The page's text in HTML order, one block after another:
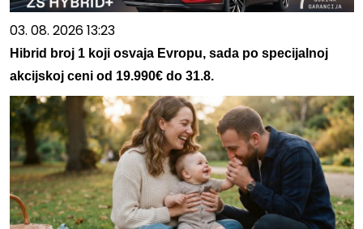
03. 08. 2026 13:23
Hibrid broj 1 koji osvaja Evropu, sada po specijalnoj
akcijskoj ceni od 19.990€ do 31.8.